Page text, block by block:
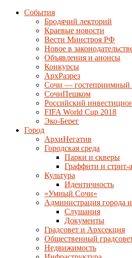
События
Бродячий лекторий
Краевые новости
Вести Минстроя РФ
Новое в
Объявления и анонсы
Конкурсы
АрхРазрез
Сочи — гостеприимный
СочиПешком
Российский
FIFA World Cup 2018
Эко-Берег
Город
АрхиНегатив
Городская среда
Парки и скверы
Граффити и стрит-
Культура
Идентичность
«Умный Сочи»
Администрация города
Слушания
Документы
Градсовет и Архсекция
Общественный
Недвижимость